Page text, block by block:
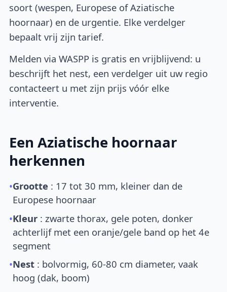
soort (wespen, Europese of Aziatische
hoornaar) en de urgentie. Elke verdelger
bepaalt vrij zijn tarief.
Melden via WASPP is gratis en vrijblijvend: u
beschrijft het nest, een verdelger uit uw regio
contacteert u met zijn prijs vóór elke
interventie.
Een Aziatische hoornaar
herkennen
•Grootte : 17 tot 30 mm, kleiner dan de
Europese hoornaar
•Kleur : zwarte thorax, gele poten, donker
achterlijf met een oranje/gele band op het 4e
segment
•Nest : bolvormig, 60-80 cm diameter, vaak
hoog (dak, boom)